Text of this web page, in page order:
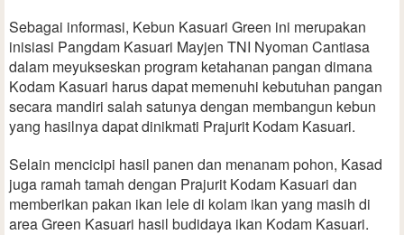
Sebagai informasi, Kebun Kasuari Green ini merupakan
inisiasi Pangdam Kasuari Mayjen TNI Nyoman Cantiasa
dalam meyukseskan program ketahanan pangan dimana
Kodam Kasuari harus dapat memenuhi kebutuhan pangan
secara mandiri salah satunya dengan membangun kebun
yang hasilnya dapat dinikmati Prajurit Kodam Kasuari.
Selain mencicipi hasil panen dan menanam pohon, Kasad
juga ramah tamah dengan Prajurit Kodam Kasuari dan
memberikan pakan ikan lele di kolam ikan yang masih di
area Green Kasuari hasil budidaya ikan Kodam Kasuari.